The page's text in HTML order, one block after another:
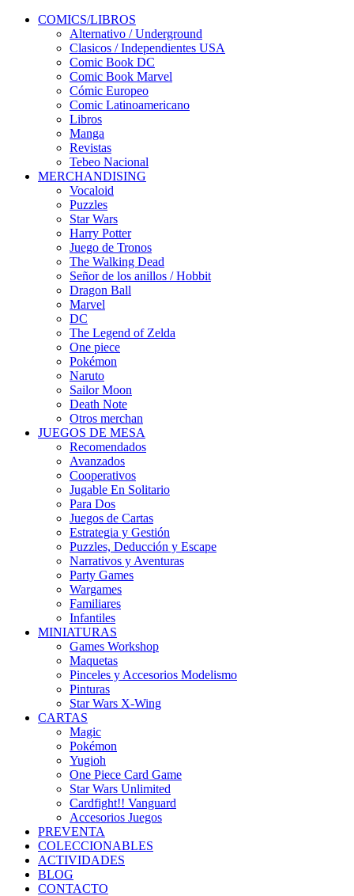
COMICS/LIBROS
Alternativo / Underground
Clasicos / Independientes USA
Comic Book DC
Comic Book Marvel
Cómic Europeo
Comic Latinoamericano
Libros
Manga
Revistas
Tebeo Nacional
MERCHANDISING
Vocaloid
Puzzles
Star Wars
Harry Potter
Juego de Tronos
The Walking Dead
Señor de los anillos / Hobbit
Dragon Ball
Marvel
DC
The Legend of Zelda
One piece
Pokémon
Naruto
Sailor Moon
Death Note
Otros merchan
JUEGOS DE MESA
Recomendados
Avanzados
Cooperativos
Jugable En Solitario
Para Dos
Juegos de Cartas
Estrategia y Gestión
Puzzles, Deducción y Escape
Narrativos y Aventuras
Party Games
Wargames
Familiares
Infantiles
MINIATURAS
Games Workshop
Maquetas
Pinceles y Accesorios Modelismo
Pinturas
Star Wars X-Wing
CARTAS
Magic
Pokémon
Yugioh
One Piece Card Game
Star Wars Unlimited
Cardfight!! Vanguard
Accesorios Juegos
PREVENTA
COLECCIONABLES
ACTIVIDADES
BLOG
CONTACTO